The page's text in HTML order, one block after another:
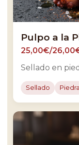
Pulpo a la
25,00€/
Sellado en
Sellado Piedra